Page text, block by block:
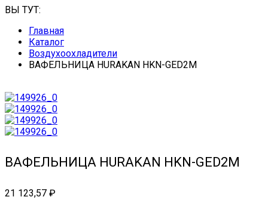
ВЫ ТУТ:
Главная
Каталог
Воздухоохладители
ВАФЕЛЬНИЦА HURAKAN HKN-GED2M
ВАФЕЛЬНИЦА HURAKAN HKN-GED2M
21 123,57 ₽